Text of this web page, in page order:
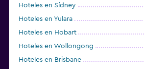
Hoteles en Sídney
Hoteles en Yulara
Hoteles en Hobart
Hoteles en Wollongong
Hoteles en Brisbane